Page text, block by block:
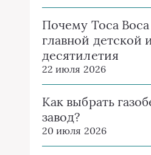
Почему Toca
главной детской
десятилетия
22 июля 2026
Как выбрать
завод?
20 июля 2026